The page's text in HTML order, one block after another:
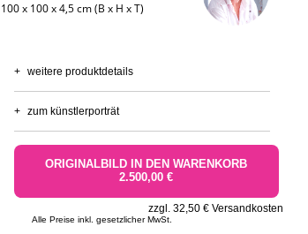
100 x 100 x 4,5 cm (B x H x T)
+ weitere produktdetails
+ zum künstlerporträt
ORIGINALBILD IN DEN WARENKORB
2.500,00 €
zzgl. 32,50 € Versandkosten
Alle Preise inkl. gesetzlicher MwSt.